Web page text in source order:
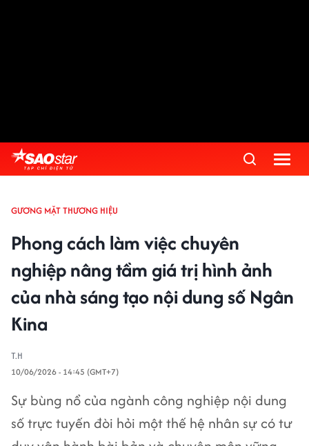
GƯƠNG MẶT THƯƠNG HIỆU
Phong cách làm việc chuyên
nghiệp nâng tầm giá trị hình ảnh
của nhà sáng tạo nội dung số Ngân
Kina
T.H
10/06/2026 - 14:45 (GMT+7)
Sự bùng nổ của ngành công nghiệp nội dung
số trực tuyến đòi hỏi một thế hệ nhân sự có tư